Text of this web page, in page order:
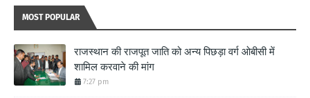
MOST POPULAR
राजस्थान की राजपूत जाति को अन्य पिछड़ा वर्ग ओबीसी में
शामिल करवाने की मांग
7:27 pm